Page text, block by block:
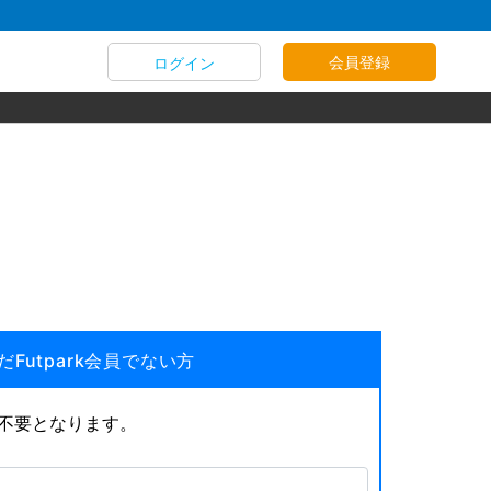
ログイン 会員登録
Futpark会員でない方
となります。